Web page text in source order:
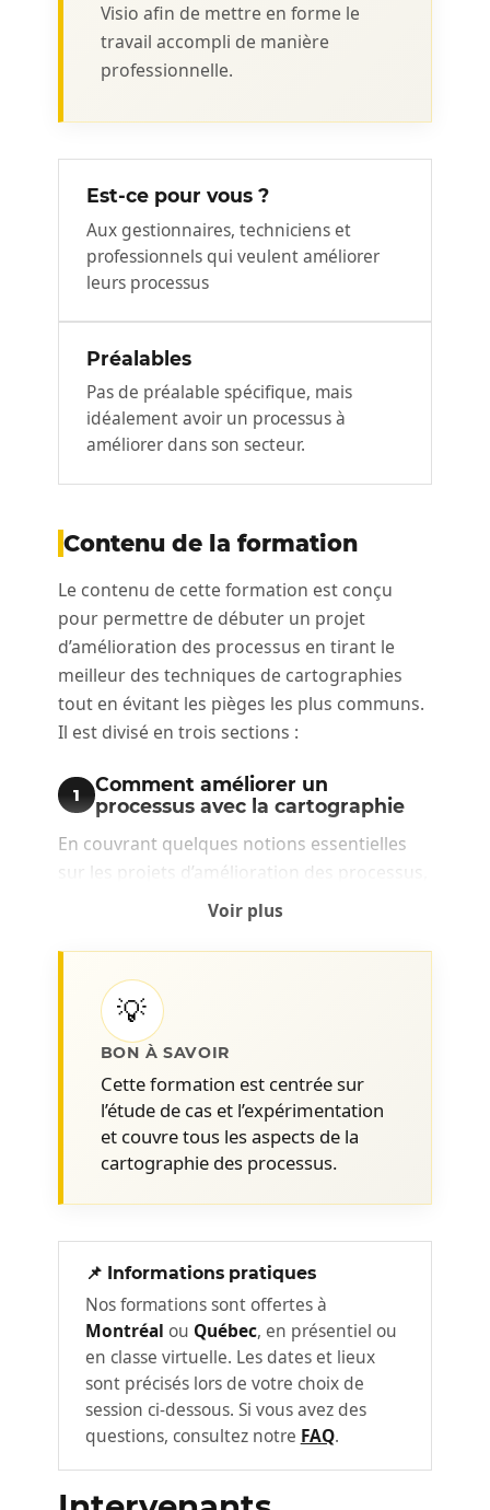
Visio afin de mettre en forme le
travail accompli de manière
professionnelle.
Est-ce pour vous ?
Aux gestionnaires, techniciens et
professionnels qui veulent améliorer
leurs processus
Préalables
Pas de préalable spécifique, mais
idéalement avoir un processus à
améliorer dans son secteur.
Contenu de la formation
Le contenu de cette formation est conçu
pour permettre de débuter un projet
d’amélioration des processus en tirant le
meilleur des techniques de cartographies
tout en évitant les pièges les plus communs.
Il est divisé en trois sections :
1
Comment améliorer un
processus avec la cartographie
En couvrant quelques notions essentielles
sur les projets d’amélioration des processus,
on s’assure de démarrer le projet sur de
bonnes bases. Un des plus grands risques
d’un projet d’amélioration des processus est
d’investir beaucoup d’efforts pour trouver
des solutions qui ne seront pas implantées.
Pour éviter ce gaspillage, nous couvrons :
À quoi ressemble un projet
d’amélioration réussi et comment
exploite-t-il la cartographie.
on utiliser la cartographie.
Comment différencier des tâches qui
ont de la valeur et évaluer le potentiel
d’amélioration d’un processus à
améliorer :
Comment clarifier un mandat
d’amélioration des processus.
Voir plus
💡
BON À SAVOIR
Cette formation est centrée sur
l’étude de cas et l’expérimentation
et couvre tous les aspects de la
cartographie des processus.
📌 Informations pratiques
Nos formations sont offertes à
Montréal ou Québec, en présentiel ou
en classe virtuelle. Les dates et lieux
sont précisés lors de votre choix de
session ci-dessous. Si vous avez des
questions, consultez notre FAQ.